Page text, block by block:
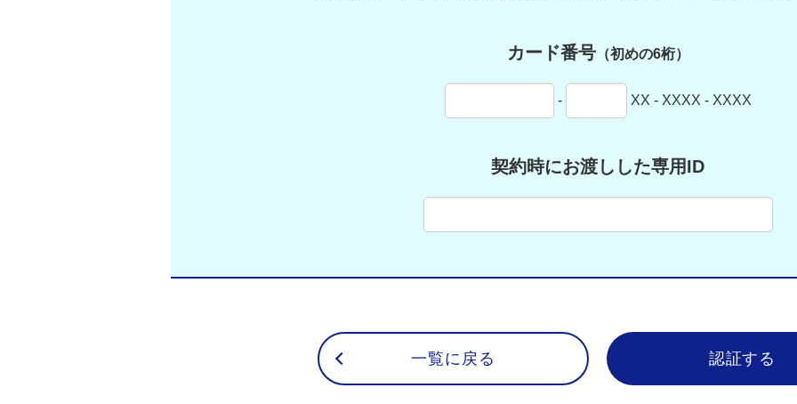
カード番号（初めの6桁）
- XX - XXXX - XXXX
契約時にお渡しした専用ID
一覧に戻る 認証する